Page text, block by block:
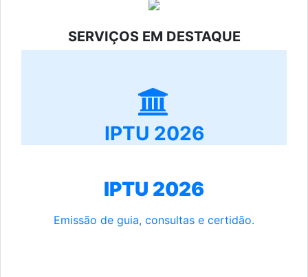
SERVIÇOS EM DESTAQUE
IPTU 2026
IPTU 2026
Emissão de guia, consultas e certidão.